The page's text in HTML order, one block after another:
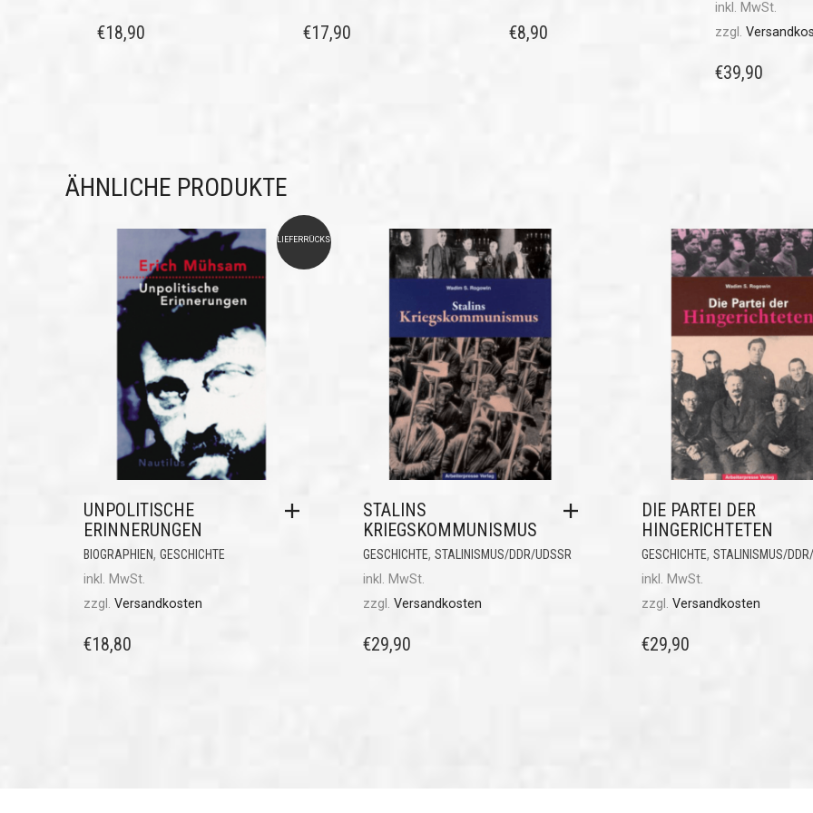
€18,90 €17,90 €8,90
inkl. MwSt.
zzgl.
€39,90
ÄHNLICHE PRODUKTE
LIEFERRÜCKSTAND
UNPOLITISCHE
ERINNERUNGEN
BIOGRAPHIEN, GESCHICHTE
inkl. MwSt.
zzgl. Versandkosten
€18,80
STALINS
KRIEGSKOMMUNISMUS
GESCHICHTE, STALINISMUS/DDR/UDSSR
inkl. MwSt.
zzgl. Versandkosten
€29,90
DIE PARTEI DER
HINGERICHTETEN
GESCHICHTE, STALINISMUS/
inkl. MwSt.
zzgl. Versandkosten
€29,90